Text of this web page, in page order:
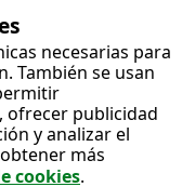
necesarias para
También se usan
ofrecer publicidad
y analizar el
más
cookies.